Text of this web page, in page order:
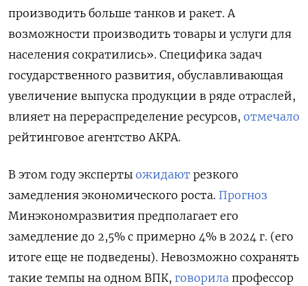
производить больше танков и ракет. А
возможности производить товары и услуги для
населения сократились». Специфика задач
государственного развития, обуславливающая
увеличение выпуска продукции в ряде отраслей,
влияет на перераспределение ресурсов, отмечало
рейтинговое агентство АКРА.
В этом году эксперты ожидают резкого
замедления экономического роста. Прогноз
Минэкономразвития предполагает его
замедление до 2,5% с примерно 4% в 2024 г. (его
итоге еще не подведены). Невозможно сохранять
такие темпы на одном ВПК, говорила профессор